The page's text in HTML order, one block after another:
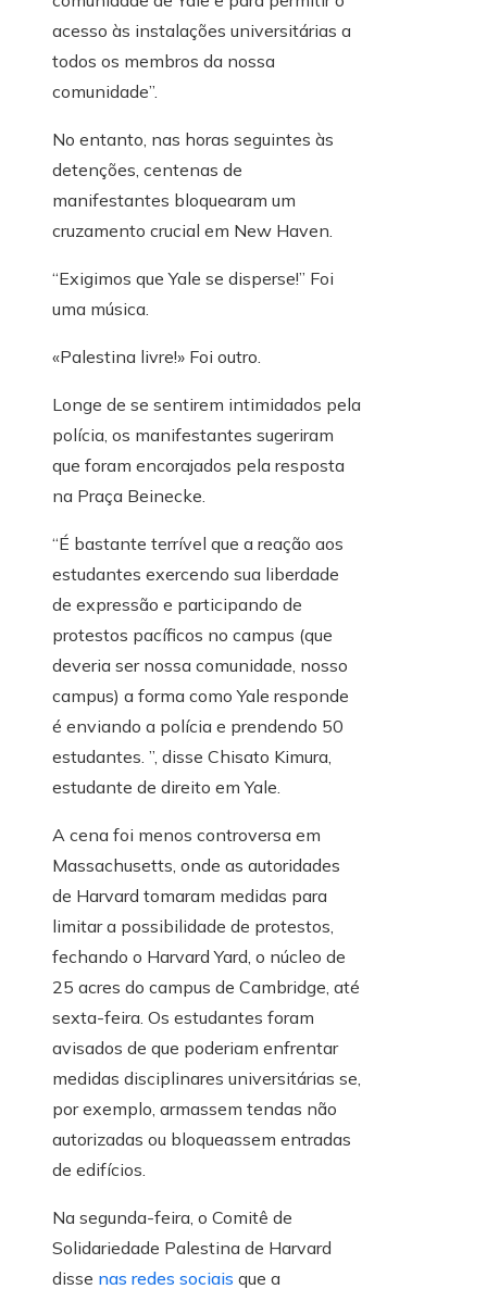
acesso às instalações universitárias a
todos os membros da nossa
comunidade”.
No entanto, nas horas seguintes às
detenções, centenas de
manifestantes bloquearam um
cruzamento crucial em New Haven.
“Exigimos que Yale se disperse!” Foi
uma música.
«Palestina livre!» Foi outro.
Longe de se sentirem intimidados pela
polícia, os manifestantes sugeriram
que foram encorajados pela resposta
na Praça Beinecke.
“É bastante terrível que a reação aos
estudantes exercendo sua liberdade
de expressão e participando de
protestos pacíficos no campus (que
deveria ser nossa comunidade, nosso
campus) a forma como Yale responde
é enviando a polícia e prendendo 50
estudantes. ”, disse Chisato Kimura,
estudante de direito em Yale.
A cena foi menos controversa em
Massachusetts, onde as autoridades
de Harvard tomaram medidas para
limitar a possibilidade de protestos,
fechando o Harvard Yard, o núcleo de
25 acres do campus de Cambridge, até
sexta-feira. Os estudantes foram
avisados ​​de que poderiam enfrentar
medidas disciplinares universitárias se,
por exemplo, armassem tendas não
autorizadas ou bloqueassem entradas
de edifícios.
Na segunda-feira, o Comitê de
Solidariedade Palestina de Harvard
disse nas redes sociais que a